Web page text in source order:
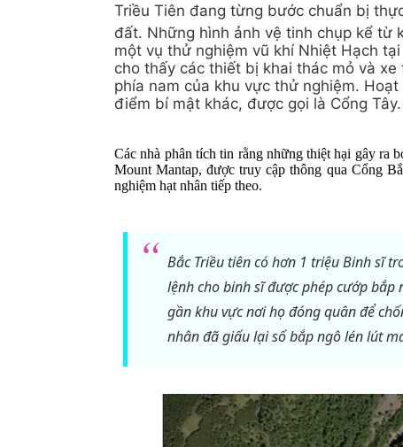
Triều Tiên đang từng bước chuẩn bị
đất. Những hình ảnh vệ tinh chụp kể từ
một vụ thử nghiệm vũ khí Nhiệt Hạch
cho thấy các thiết bị khai thác mỏ và
phía nam của khu vực thử nghiệm.
điểm bí mật khác, được gọi là Cổng Tây.
Các nhà phân tích tin rằng những thiệt hại gây ra
Mount Mantap, được truy cập thông qua Cổng
nghiệm hạt nhân tiếp theo.
Bắc Triều tiên có hơn 1 triệu Binh sĩ
lệnh cho binh sĩ được phép cướp
gần khu vực nơi họ đóng quân để
nhân đã giấu lại số bắp ngô lén lút